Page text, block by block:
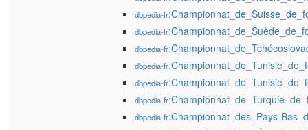
dbpedia-fr
dbpedia-fr
dbpedia-fr
dbpedia-fr
dbpedia-fr
dbpedia-fr
dbpedia-fr:Championnat_des_Pays-